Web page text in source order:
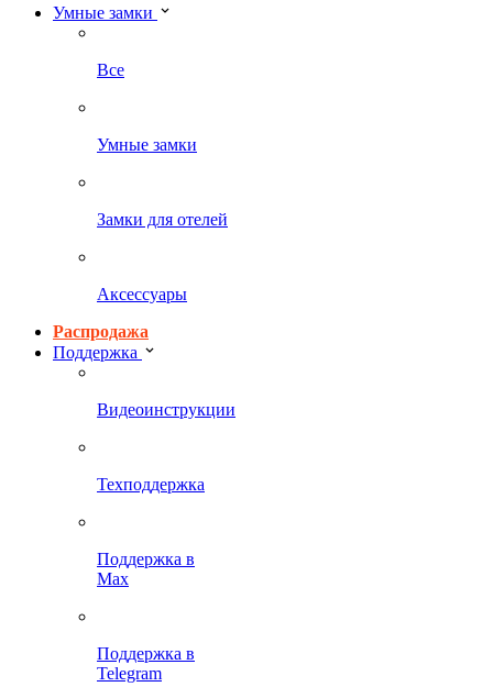
Умные замки
Все
Умные замки
Замки для отелей
Аксессуары
Распродажа
Поддержка
Видеоинструкции
Техподдержка
Поддержка в
Max
Поддержка в
Telegram